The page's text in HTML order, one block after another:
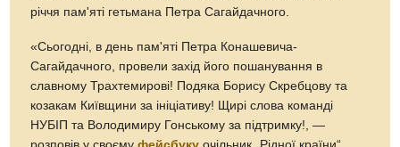
річчя пам'яті гетьмана Петра Сагайдачного.
«Сьогодні, в день пам'яті Петра Конашевича-
Сагайдачного, провели захід його пошанування в
славному Трахтемирові! Подяка Борису Скребцову та
козакам Київщини за ініціативу! Щирі слова команді
НУБІП та Володимиру Гонському за підтримку!, —